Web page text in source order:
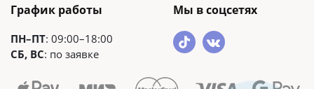
График работы
ПН–ПТ: 09:00–18:00
СБ, ВС: по заявке
Мы в соцсетях